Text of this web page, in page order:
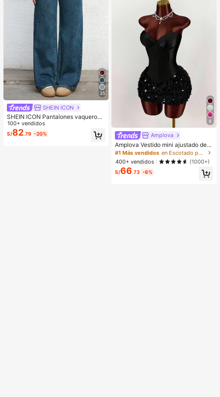
35
SHEIN ICON
SHEIN ICON Pantalones vaqueros
de pierna ancha de unicolor, de bol
sillo, informales y versátiles
100+ vendidos
S/82.79 -20%
ntes de maquillaje, pestañas de ma
8
Amplova
Amplova Vestido mini ajustado de
mujer con parches de unicolor, dobl
adillo de piel sintética y estilo de m
oda
#1 Más vendidos
en Escotado por detrás Mini vestidos de mujer
400+ vendidos
(1000+)
S/66.73 -6%